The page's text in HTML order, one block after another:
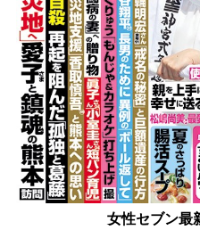
女性セブン最